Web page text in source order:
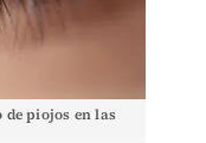
de piojos en las